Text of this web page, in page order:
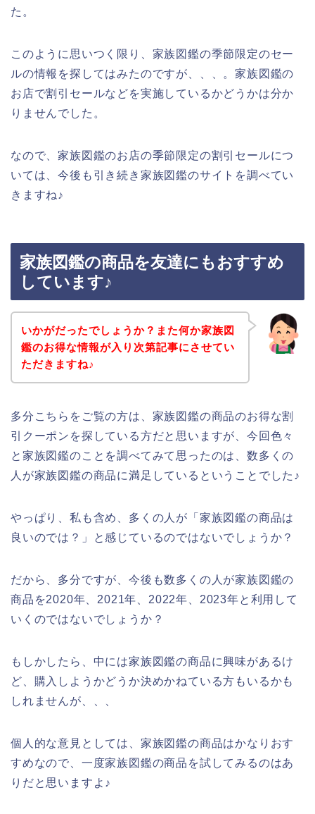
た。
このように思いつく限り、家族図鑑の季節限定のセー
ルの情報を探してはみたのですが、、、。家族図鑑の
お店で割引セールなどを実施しているかどうかは分か
りませんでした。
なので、家族図鑑のお店の季節限定の割引セールにつ
いては、今後も引き続き家族図鑑のサイトを調べてい
きますね♪
家族図鑑の商品を友達にもおすすめ
しています♪
いかがだったでしょうか？また何か家族図
鑑のお得な情報が入り次第記事にさせてい
ただきますね♪
多分こちらをご覧の方は、家族図鑑の商品のお得な割
引クーポンを探している方だと思いますが、今回色々
と家族図鑑のことを調べてみて思ったのは、数多くの
人が家族図鑑の商品に満足しているということでした♪
やっぱり、私も含め、多くの人が「家族図鑑の商品は
良いのでは？」と感じているのではないでしょうか？
だから、多分ですが、今後も数多くの人が家族図鑑の
商品を2020年、2021年、2022年、2023年と利用して
いくのではないでしょうか？
もしかしたら、中には家族図鑑の商品に興味があるけ
ど、購入しようかどうか決めかねている方もいるかも
しれませんが、、、
個人的な意見としては、家族図鑑の商品はかなりおす
すめなので、一度家族図鑑の商品を試してみるのはあ
りだと思いますよ♪